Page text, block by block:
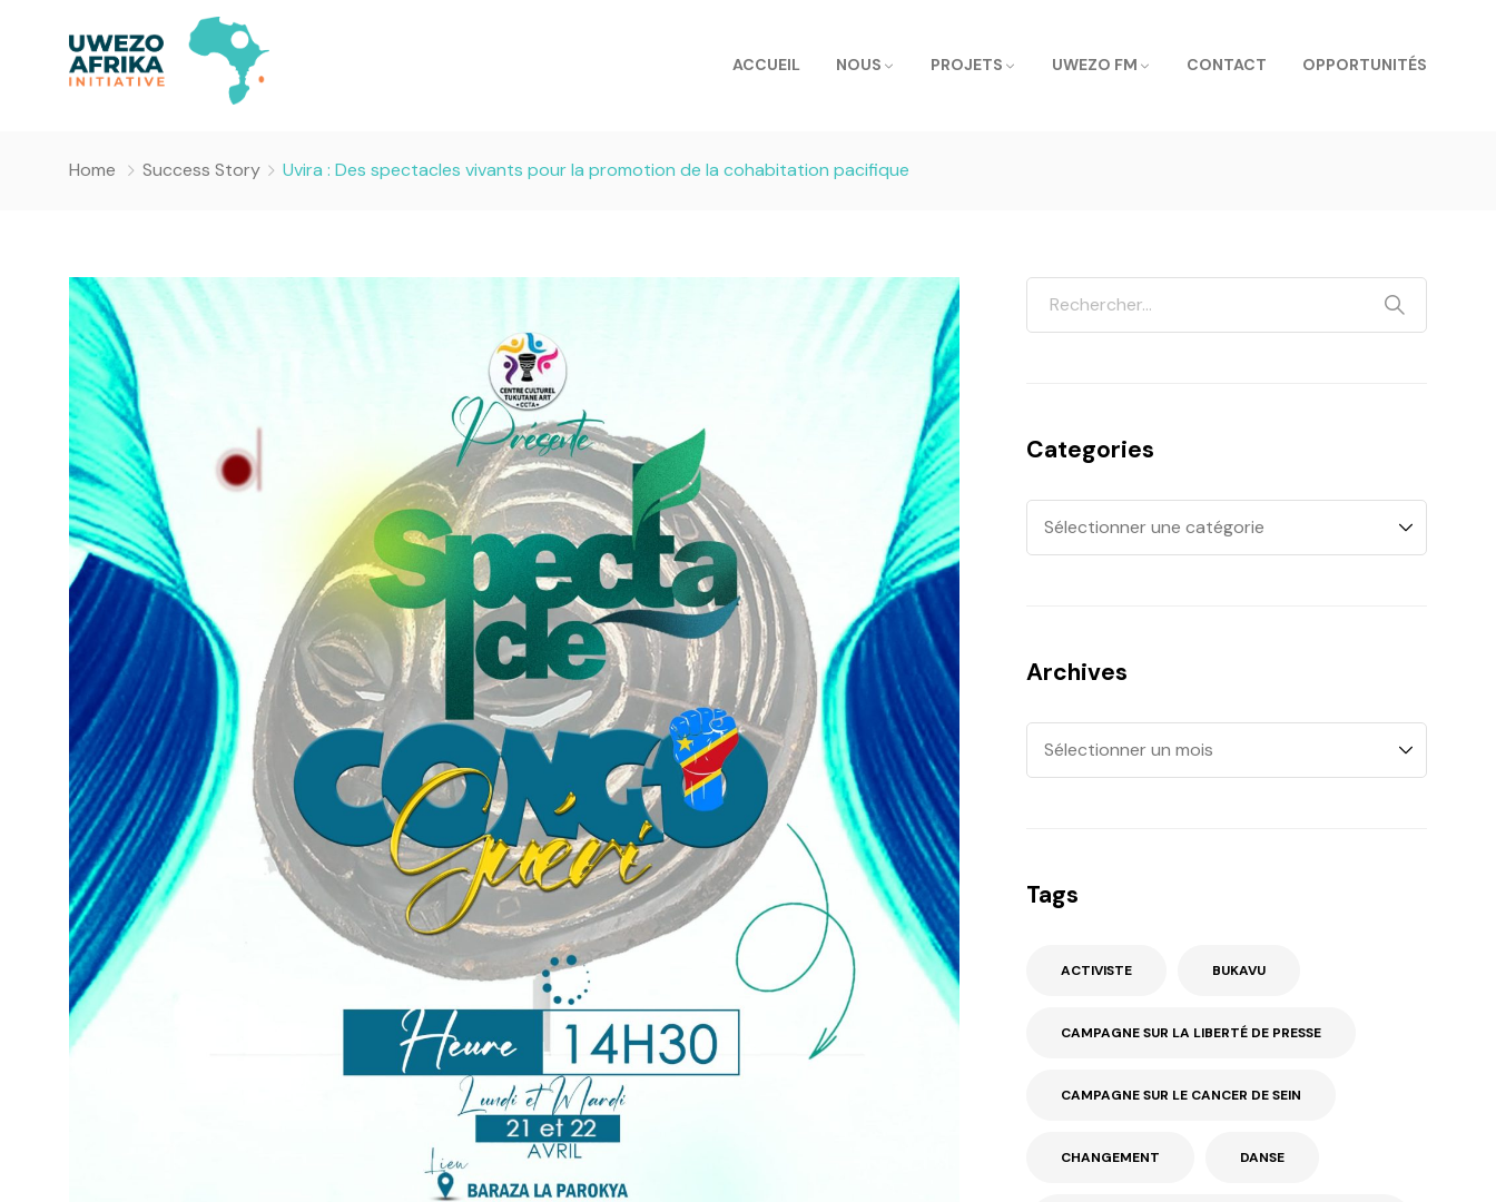
ACCUEIL NOUS PROJETS UWEZO FM CONTACT OPPORTUNITÉS
Home Success Story Uvira : Des spectacles vivants pour la promotion de la cohabitation pacifique
Categories
Archives
Tags
ACTIVISTE BUKAVU
CAMPAGNE SUR LA LIBERTÉ DE PRESSE
CAMPAGNE SUR LE CANCER DE SEIN
CHANGEMENT DANSE